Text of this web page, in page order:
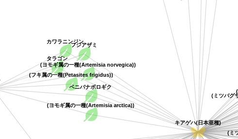
キアゲハ(日本亜種)
(ヨモギ属の一種(Artemisia arctica))
タラゴン
(ヨモギ属の一種(Artemisia norvegica))
ベニバナボロギク
(
(フキ属の一種(Petasites frigidus))
(ミツ